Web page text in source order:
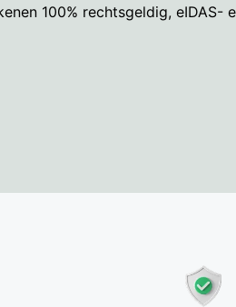
100% rechtsgeldig, eIDAS-